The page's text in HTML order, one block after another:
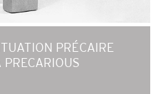
PRÉCAIRE